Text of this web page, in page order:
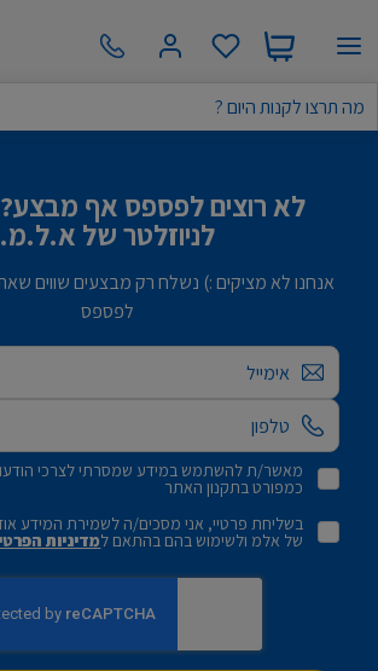
לא רוצים לפספס אף
לניוזלטר של א.ל.מ.
אנחנו לא מציקים :) נשלח רק מבצעים שווים
לפספס
אימייל
מאשר/ת להשתמש במידע שמסרתי לצרכי
כמפורט בתקנון האתר
בשליחת פרטיי, אני מסכים/ה לשמירת המידע
של אלמ ולשימוש בהם בהתאם למדיניות